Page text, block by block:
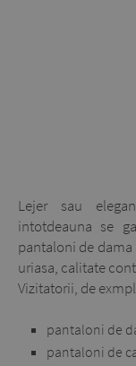
Lejer sau
intotdeauna se
pantaloni de
uriasa, calitate
Vizitatorii, de
pantaloni de
pantaloni de